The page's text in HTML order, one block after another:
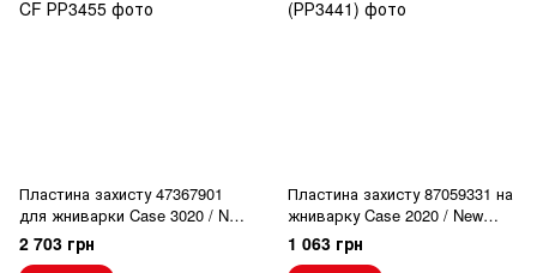
Пластина захисту 47367901
для жниварки Case 3020 / New
Holland 740 CF
2 703 грн
Пластина захисту 87059331 на
жниварку Case 2020 / New
Holland 74C
1 063 грн